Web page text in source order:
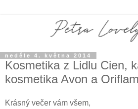
neděle 4. května 2014
Kosmetika z Lidlu Cien,
kosmetika Avon a
Krásný večer vám všem,